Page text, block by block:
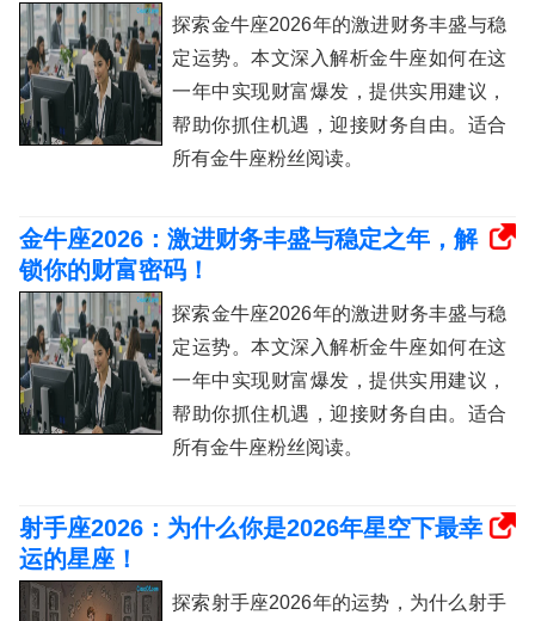
探索金牛座2026年的激进财务丰盛与稳
定运势。本文深入解析金牛座如何在这
一年中实现财富爆发，提供实用建议，
帮助你抓住机遇，迎接财务自由。适合
所有金牛座粉丝阅读。
金牛座2026：激进财务丰盛与稳定之年，解
锁你的财富密码！
探索金牛座2026年的激进财务丰盛与稳
定运势。本文深入解析金牛座如何在这
一年中实现财富爆发，提供实用建议，
帮助你抓住机遇，迎接财务自由。适合
所有金牛座粉丝阅读。
射手座2026：为什么你是2026年星空下最幸
运的星座！
探索射手座2026年的运势，为什么射手